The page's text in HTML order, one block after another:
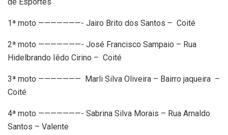
1ª moto ———————- Jairo Brito dos Santos – Coité
2ª moto ———————- José Francisco Sampaio – Rua
Hidelbrando Iêdo Cirino – Coité
3ª moto ——————— Marli Silva Oliveira – Bairro jaqueira –
Coité
4ª moto ———————- Sabrina Silva Morais – Rua Arnaldo
Santos – Valente